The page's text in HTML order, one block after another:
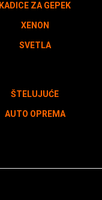
KADICE ZA GEPEK
XENON
SVETLA
ŠTELUJUĆE
AUTO OPREMA